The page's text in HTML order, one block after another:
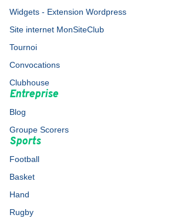
Widgets - Extension Wordpress
Site internet MonSiteClub
Tournoi
Convocations
Clubhouse
Entreprise
Blog
Groupe Scorers
Sports
Football
Basket
Hand
Rugby